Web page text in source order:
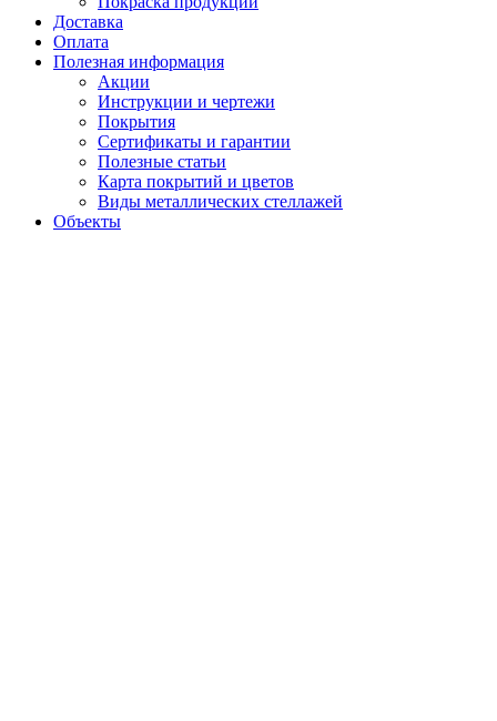
Доставка
Оплата
Полезная информация
Акции
Инструкции и чертежи
Покрытия
Сертификаты и гарантии
Полезные статьи
Карта покрытий и цветов
Виды металлических стеллажей
Объекты